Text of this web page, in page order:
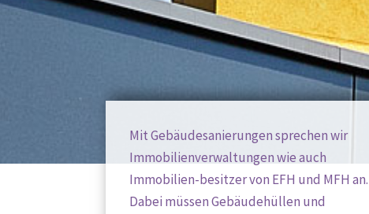
Mit Gebäudesanierungen sprechen wir
Immobilienverwaltungen wie auch
Immobilien-besitzer von EFH und MFH an.
Dabei müssen Gebäudehüllen und